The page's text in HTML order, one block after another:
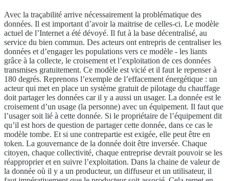
Avec la traçabilité arrive nécessairement la problématique des
données. Il est important d’avoir la maitrise de celles-ci. Le modèle
actuel de l’Internet a été dévoyé. Il fut à la base décentralisé, au
service du bien commun. Des acteurs ont entrepris de centraliser les
données et d’engager les populations vers ce modèle - les liants
grâce à la collecte, le croisement et l’exploitation de ces données
transmises gratuitement. Ce modèle est vicié et il faut le repenser à
180 degrés. Reprenons l’exemple de l’effacement énergétique : un
acteur qui met en place un système gratuit de pilotage du chauffage
doit partager les données car il y a aussi un usager. La donnée est le
croisement d’un usage (la personne) avec un équipement. Il faut que
l’usager soit lié à cette donnée. Si le propriétaire de l’équipement dit
qu’il est hors de question de partager cette donnée, dans ce cas le
modèle tombe. Et si une contrepartie est exigée, elle peut être en
token. La gouvernance de la donnée doit être inversée. Chaque
citoyen, chaque collectivité, chaque entreprise devrait pouvoir se les
réapproprier et en suivre l’exploitation. Dans la chaine de valeur de
la donnée où il y a un producteur, un diffuseur et un utilisateur, il